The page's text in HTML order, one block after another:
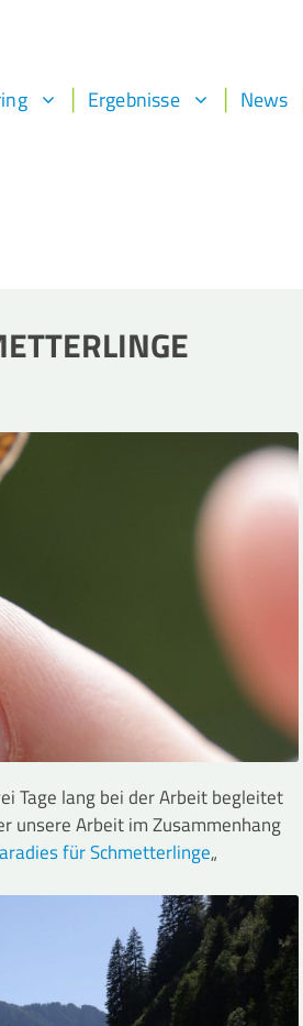
Ergebnisse News
Tage lang bei der Arbeit begleitet
unsere Arbeit im Zusammenhang
für Schmetterlinge„